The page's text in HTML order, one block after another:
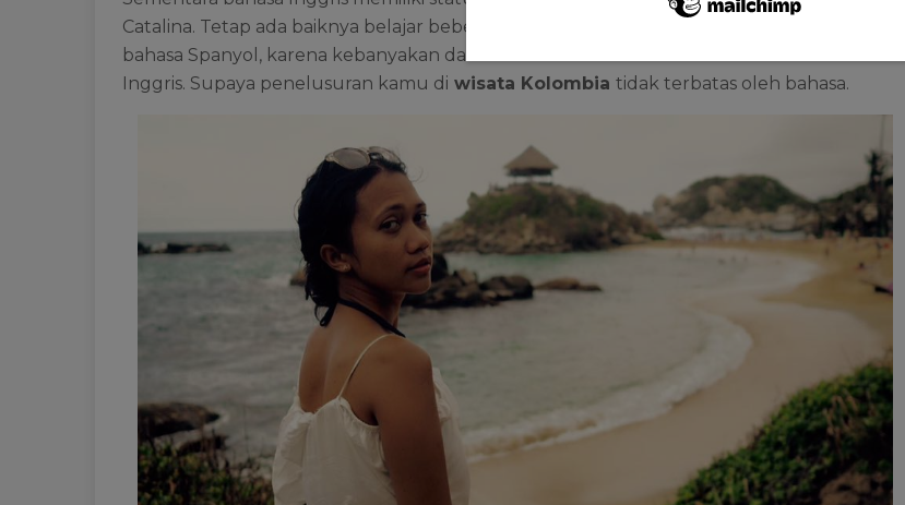
Catalina. Tetap ada baiknya belajar beberapa kalimat esensial seputar traveling dalam
bahasa Spanyol, karena kebanyakan daerah di Kolombia tidak berbicara dalam bahasa
Inggris. Supaya penelusuran kamu di wisata Kolombia tidak terbatas oleh bahasa.